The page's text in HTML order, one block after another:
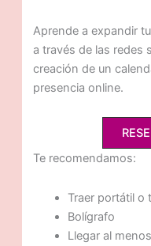
Aprende a expandir
a través de las redes
creación de un
presencia online.
Te recomendamos:
Traer portátil o
Bolígrafo
Llegar al